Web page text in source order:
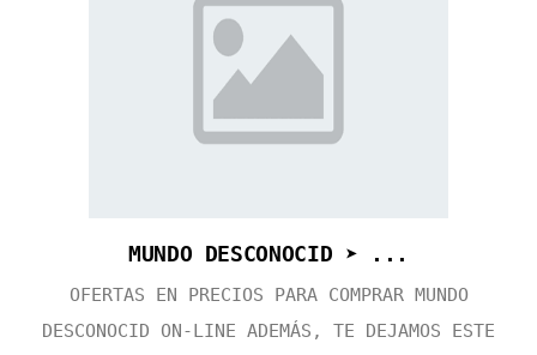
MUNDO DESCONOCID ➤ ...
OFERTAS EN PRECIOS PARA COMPRAR MUNDO
DESCONOCID ON-LINE ADEMÁS, TE DEJAMOS ESTE